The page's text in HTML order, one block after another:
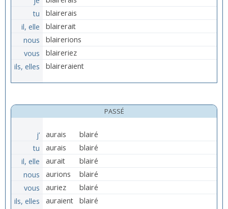
tu
blairerais
il, elle
blairerait
nous
blairerions
vous
blaireriez
ils, elles
blaireraient
PASSÉ
j’ aurais
blairé
tu
aurais
blairé
il, elle
aurait
blairé
nous
aurions
blairé
vous
auriez
blairé
ils, elles
auraient blairé